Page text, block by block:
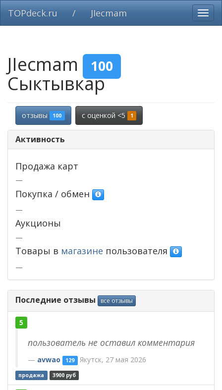
TOPdeck.ru / JIecmam
JIecmam 100
Сыктывкар
отзывы 100 c оценкой <5 1
Активность
Продажа карт
—
Покупка / обмен
—
Аукционы
—
Товары в магазине пользователя
—
Последние отзывы все отзывы
5
пользователь не оставил комментария
avwao 129 Якутск, 27 мая 2026
продажа 3900 руб